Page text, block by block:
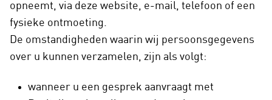
opneemt, via deze website, e-mail, telefoon of een
fysieke ontmoeting.
De omstandigheden waarin wij persoonsgegevens
over u kunnen verzamelen, zijn als volgt:
wanneer u een gesprek aanvraagt met